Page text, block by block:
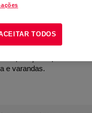
entraram na ampla
de estireno para
para uso, nossos
de
e varandas.
TODOS